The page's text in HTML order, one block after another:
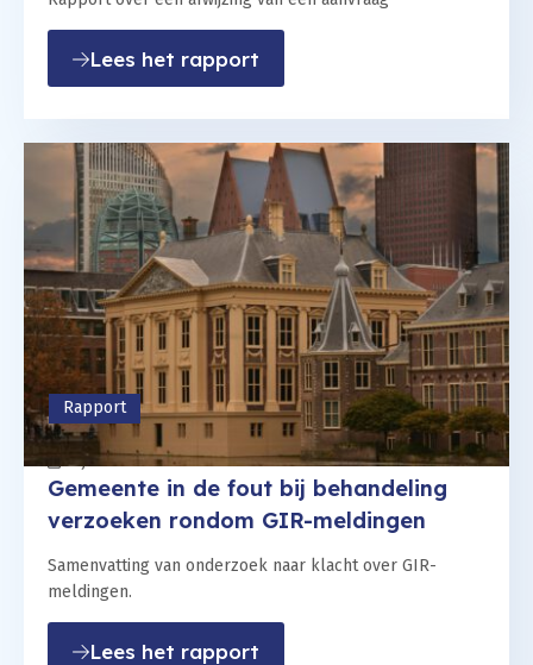
Lees het rapport
Gemeente in de fout bij behandeling
verzoeken rondom GIR-meldingen
27 juni 2023
Samenvatting van onderzoek naar klacht over GIR-
meldingen.
Lees het rapport
Rapport